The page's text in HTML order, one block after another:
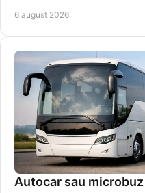
6 august 2026
Autocar sau